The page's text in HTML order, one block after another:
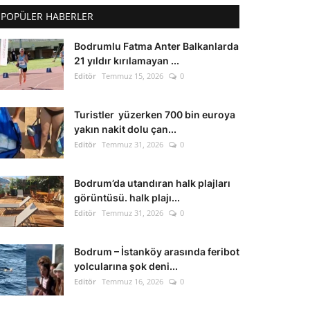
POPÜLER HABERLER
Bodrumlu Fatma Anter Balkanlarda
21 yıldır kırılamayan ...
Editör Temmuz 15, 2026 0
Turistler yüzerken 700 bin euroya
yakın nakit dolu çan...
Editör Temmuz 31, 2026 0
Bodrum’da utandıran halk plajları
görüntüsü. halk plajı...
Editör Temmuz 31, 2026 0
Bodrum – İstanköy arasında feribot
yolcularına şok deni...
Editör Temmuz 16, 2026 0